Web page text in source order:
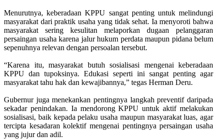
Menurutnya, keberadaan KPPU sangat penting untuk melindungi
masyarakat dari praktik usaha yang tidak sehat. Ia menyoroti bahwa
masyarakat sering kesulitan melaporkan dugaan pelanggaran
persaingan usaha karena jalur hukum perdata maupun pidana belum
sepenuhnya relevan dengan persoalan tersebut.
“Karena itu, masyarakat butuh sosialisasi mengenai keberadaan
KPPU dan tupoksinya. Edukasi seperti ini sangat penting agar
masyarakat tahu hak dan kewajibannya,” tegas Herman Deru.
Gubernur juga menekankan pentingnya langkah preventif daripada
sekadar penindakan. Ia mendorong KPPU untuk aktif melakukan
sosialisasi, baik kepada pelaku usaha maupun masyarakat luas, agar
tercipta kesadaran kolektif mengenai pentingnya persaingan usaha
yang jujur dan adil.